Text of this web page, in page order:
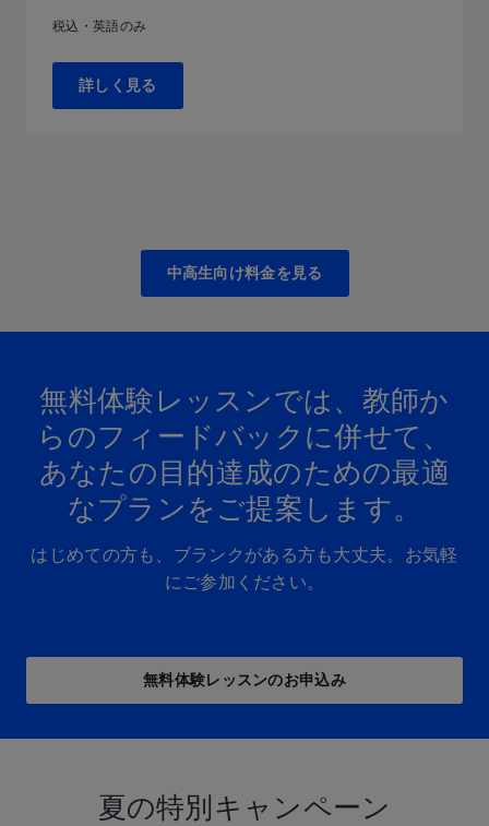
税込・英語のみ
詳しく見る
中高生向け料金を見る
無料体験レッスンでは、​教師か
らの​フィードバックに​併せて、
あなたの​目的達成の​ための​最適
な​プランを​ご提案します。​
はじめての方も、ブランクがある方も大丈夫。お気軽
にご参加ください。
無料体験レッスンの​お申込み
夏の特別キャンペーン